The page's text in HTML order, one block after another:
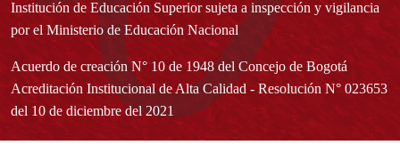
Institución de Educación Superior sujeta a inspección y vigilancia
por el Ministerio de Educación Nacional
Acuerdo de creación N° 10 de 1948 del Concejo de Bogotá
Acreditación Institucional de Alta Calidad - Resolución N° 023653
del 10 de diciembre del 2021
Redes sociales